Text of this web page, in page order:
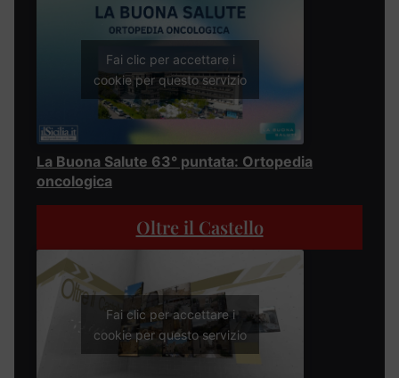
Fai clic per accettare i
cookie per questo servizio
La Buona Salute 63° puntata: Ortopedia
oncologica
Oltre il Castello
Fai clic per accettare i
cookie per questo servizio